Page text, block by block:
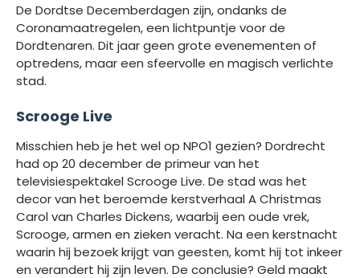
De Dordtse Decemberdagen zijn, ondanks de
Coronamaatregelen, een lichtpuntje voor de
Dordtenaren. Dit jaar geen grote evenementen of
optredens, maar een sfeervolle en magisch verlichte
stad.
Scrooge Live
Misschien heb je het wel op NPO1 gezien? Dordrecht
had op 20 december de primeur van het
televisiespektakel Scrooge Live. De stad was het
decor van het beroemde kerstverhaal A Christmas
Carol van Charles Dickens, waarbij een oude vrek,
Scrooge, armen en zieken veracht. Na een kerstnacht
waarin hij bezoek krijgt van geesten, komt hij tot inkeer
en verandert hij zijn leven. De conclusie? Geld maakt